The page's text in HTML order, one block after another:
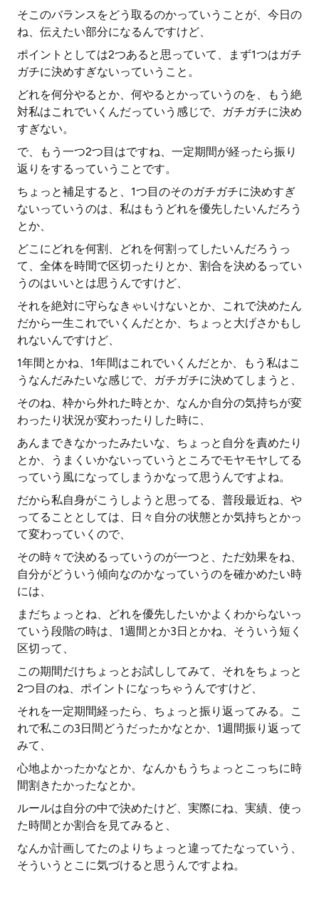
そこのバランスをどう取るのかっていうことが、今日の
ね、伝えたい部分になるんですけど、
ポイントとしては2つあると思っていて、まず1つはガチ
ガチに決めすぎないっていうこと。
どれを何分やるとか、何やるとかっていうのを、もう絶
対私はこれでいくんだっていう感じで、ガチガチに決め
すぎない。
で、もう一つ2つ目はですね、一定期間が経ったら振り
返りをするっていうことです。
ちょっと補足すると、1つ目のそのガチガチに決めすぎ
ないっていうのは、私はもうどれを優先したいんだろう
とか、
どこにどれを何割、どれを何割ってしたいんだろうっ
て、全体を時間で区切ったりとか、割合を決めるってい
うのはいいとは思うんですけど、
それを絶対に守らなきゃいけないとか、これで決めたん
だから一生これでいくんだとか、ちょっと大げさかもし
れないんですけど、
1年間とかね、1年間はこれでいくんだとか、もう私はこ
うなんだみたいな感じで、ガチガチに決めてしまうと、
そのね、枠から外れた時とか、なんか自分の気持ちが変
わったり状況が変わったりした時に、
あんまできなかったみたいな、ちょっと自分を責めたり
とか、うまくいかないっていうところでモヤモヤしてる
っていう風になってしまうかなって思うんですよね。
だから私自身がこうしようと思ってる、普段最近ね、や
ってることとしては、日々自分の状態とか気持ちとかっ
て変わっていくので、
その時々で決めるっていうのが一つと、ただ効果をね、
自分がどういう傾向なのかなっていうのを確かめたい時
には、
まだちょっとね、どれを優先したいかよくわからないっ
ていう段階の時は、1週間とか3日とかね、そういう短く
区切って、
この期間だけちょっとお試ししてみて、それをちょっと
2つ目のね、ポイントになっちゃうんですけど、
それを一定期間経ったら、ちょっと振り返ってみる。こ
れで私この3日間どうだったかなとか、1週間振り返って
みて、
心地よかったかなとか、なんかもうちょっとこっちに時
間割きたかったなとか。
ルールは自分の中で決めたけど、実際にね、実績、使っ
た時間とか割合を見てみると、
なんか計画してたのよりちょっと違ってたなっていう、
そういうとこに気づけると思うんですよね。